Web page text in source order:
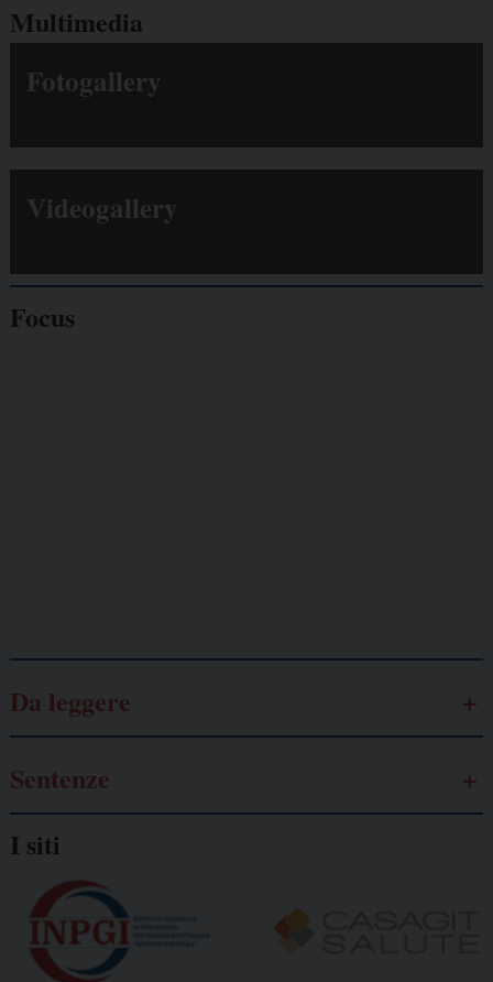
Multimedia
Fotogallery
Videogallery
Focus
Da leggere
Sentenze
I siti